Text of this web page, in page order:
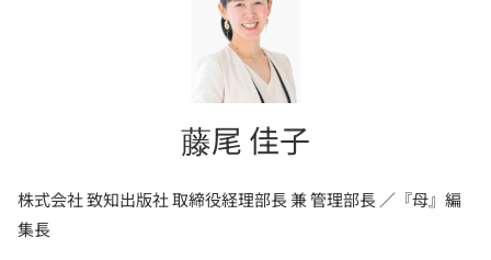
藤尾 佳子
株式会社 致知出版社 取締役経理部長 兼 管理部長 ／『母』編
集長